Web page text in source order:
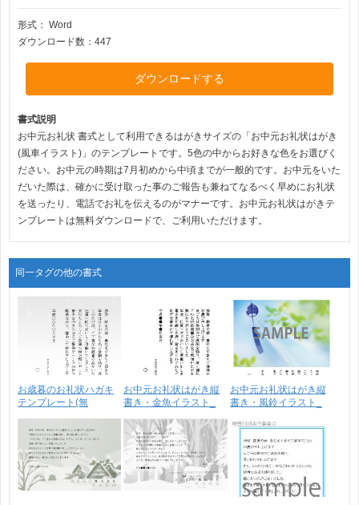
形式： Word
ダウンロード数：447
ダウンロードする
書式説明
お中元お礼状 書式として利用できるはがきサイズの「お中元お礼状はがき
(風車イラスト)」のテンプレートです。5色の中からお好きな色をお選びく
ださい。お中元の時期は7月初めから中頃までが一般的です。お中元をいた
だいた際は、確かに受け取った事のご報告も兼ねてなるべく早めにお礼状
を送ったり、電話でお礼を伝えるのがマナーです。お中元お礼状はがきテ
ンプレートは無料ダウンロードで、ご利用いただけます。
同一タグの他の書式
お歳暮のお礼状ハガキ
テンプレート(無
お中元お礼状はがき縦
書き・金魚イラスト_
お中元お礼状はがき縦
書き・風鈴イラスト_